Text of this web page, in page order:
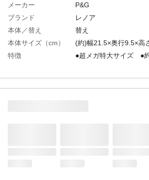
メーカー
P&G
ブランド
レノア
本体／替え
替え
本体サイズ（cm）
(約)幅21.5×奥行9.5×高
特徴
●超メガ特大サイズ ●